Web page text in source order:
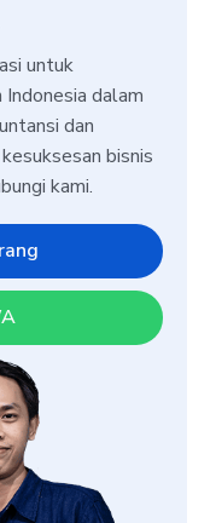
untuk
dalam
dan
bisnis
kami.